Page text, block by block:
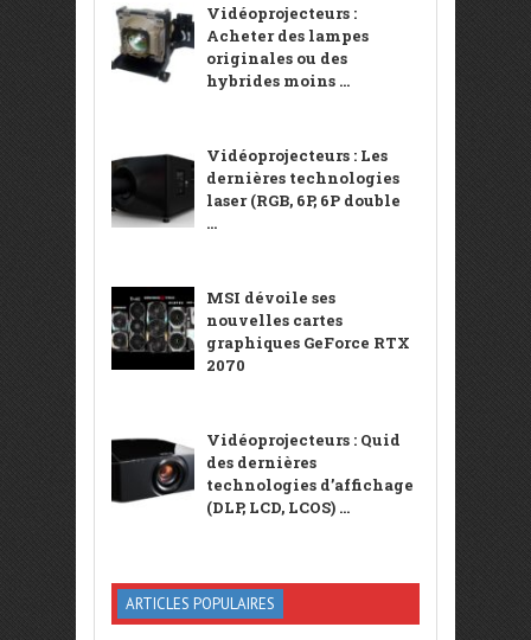
Vidéoprojecteurs :
Acheter des lampes
originales ou des
hybrides moins ...
Vidéoprojecteurs : Les
dernières technologies
laser (RGB, 6P, 6P double
...
MSI dévoile ses
nouvelles cartes
graphiques GeForce RTX
2070
Vidéoprojecteurs : Quid
des dernières
technologies d’affichage
(DLP, LCD, LCOS) ...
ARTICLES POPULAIRES